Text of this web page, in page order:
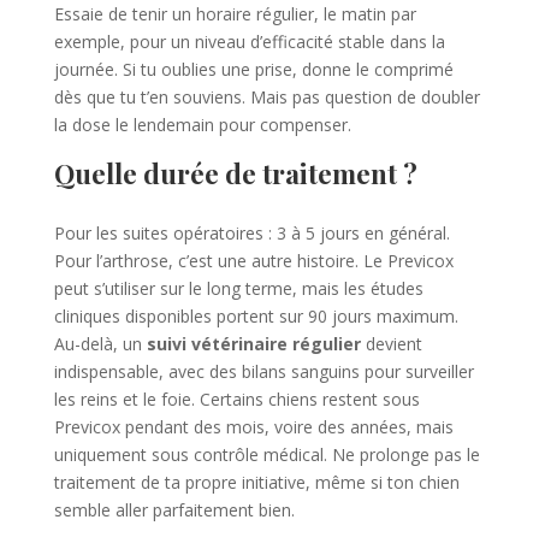
Essaie de tenir un horaire régulier, le matin par
exemple, pour un niveau d’efficacité stable dans la
journée. Si tu oublies une prise, donne le comprimé
dès que tu t’en souviens. Mais pas question de doubler
la dose le lendemain pour compenser.
Quelle durée de traitement ?
Pour les suites opératoires : 3 à 5 jours en général.
Pour l’arthrose, c’est une autre histoire. Le Previcox
peut s’utiliser sur le long terme, mais les études
cliniques disponibles portent sur 90 jours maximum.
Au-delà, un suivi vétérinaire régulierdevient
indispensable, avec des bilans sanguins pour surveiller
les reins et le foie. Certains chiens restent sous
Previcox pendant des mois, voire des années, mais
uniquement sous contrôle médical. Ne prolonge pas le
traitement de ta propre initiative, même si ton chien
semble aller parfaitement bien.